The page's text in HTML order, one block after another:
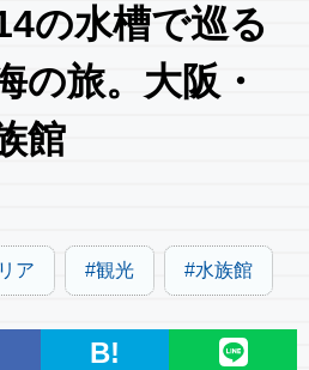
の水槽で巡る
の旅。大阪・
館
ア 観光 水族館
B!